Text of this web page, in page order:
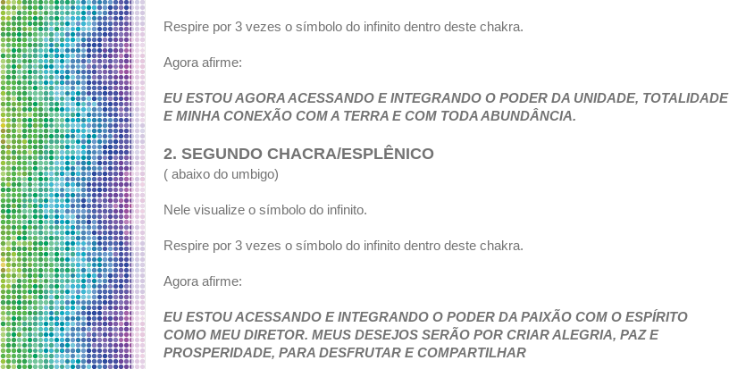
Respire por 3 vezes o símbolo do infinito dentro deste chakra.
Agora afirme:
EU ESTOU AGORA ACESSANDO E INTEGRANDO O PODER DA UNIDADE, TOTALIDADE
E MINHA CONEXÃO COM A TERRA E COM TODA ABUNDÂNCIA.
2. SEGUNDO CHACRA/ESPLÊNICO
( abaixo do umbigo)
Nele visualize o símbolo do infinito.
Respire por 3 vezes o símbolo do infinito dentro deste chakra.
Agora afirme:
EU ESTOU ACESSANDO E INTEGRANDO O PODER DA PAIXÃO COM O ESPÍRITO
COMO MEU DIRETOR. MEUS DESEJOS SERÃO POR CRIAR ALEGRIA, PAZ E
PROSPERIDADE, PARA DESFRUTAR E COMPARTILHAR